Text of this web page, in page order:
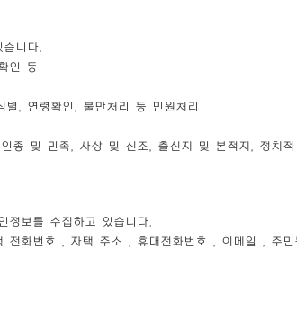
니다.
인 등
, 연령확인, 불만처리 등 민원처리
종 및 민족, 사상 및 신조, 출신지 및 본적지, 정치
정보를 수집하고 있습니다.
화번호 , 자택 주소 , 휴대전화번호 , 이메일 , 주